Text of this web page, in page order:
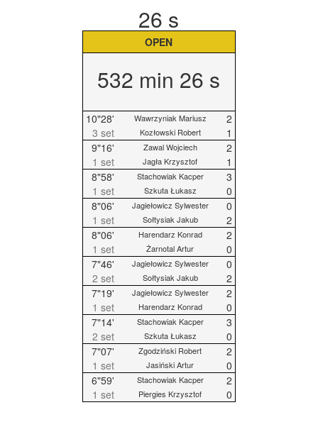
26 s
OPEN
532 min 26 s
10"28'
3 set
Wawrzyniak Mariusz 2
Kozłowski Robert
1
9"16'
1 set
Zawal Wojciech 2
Jagła Krzysztof
1
8"58'
1 set
Stachowiak Kacper 3
Szkuta Łukasz
0
8"06'
1 set
Jagiełowicz Sylwester 0
Sołtysiak Jakub
2
8"06'
1 set
Harendarz Konrad 2
Żarnotal Artur
0
7"46'
2 set
Jagiełowicz Sylwester 0
Sołtysiak Jakub
2
7"19'
1 set
Jagiełowicz Sylwester 2
Harendarz Konrad
0
7"14'
2 set
Stachowiak Kacper 3
Szkuta Łukasz
0
7"07'
1 set
Zgodziński Robert 2
Jasiński Artur
0
6"59'
1 set
Stachowiak Kacper 2
Piergies Krzysztof 0